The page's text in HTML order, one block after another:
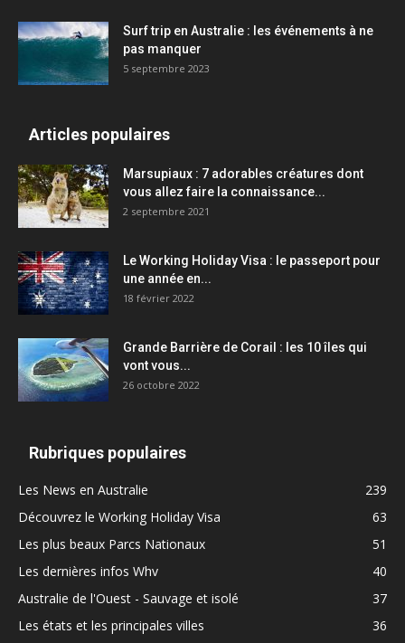
Surf trip en Australie : les événements à ne
pas manquer
5 septembre 2023
Articles populaires
Marsupiaux : 7 adorables créatures dont
vous allez faire la connaissance...
2 septembre 2021
Le Working Holiday Visa : le passeport pour
une année en...
18 février 2022
Grande Barrière de Corail : les 10 îles qui
vont vous...
26 octobre 2022
Rubriques populaires
Les News en Australie
239
Découvrez le Working Holiday Visa
63
Les plus beaux Parcs Nationaux
51
Les dernières infos Whv
40
Australie de l'Ouest - Sauvage et isolé
37
Les états et les principales villes
36